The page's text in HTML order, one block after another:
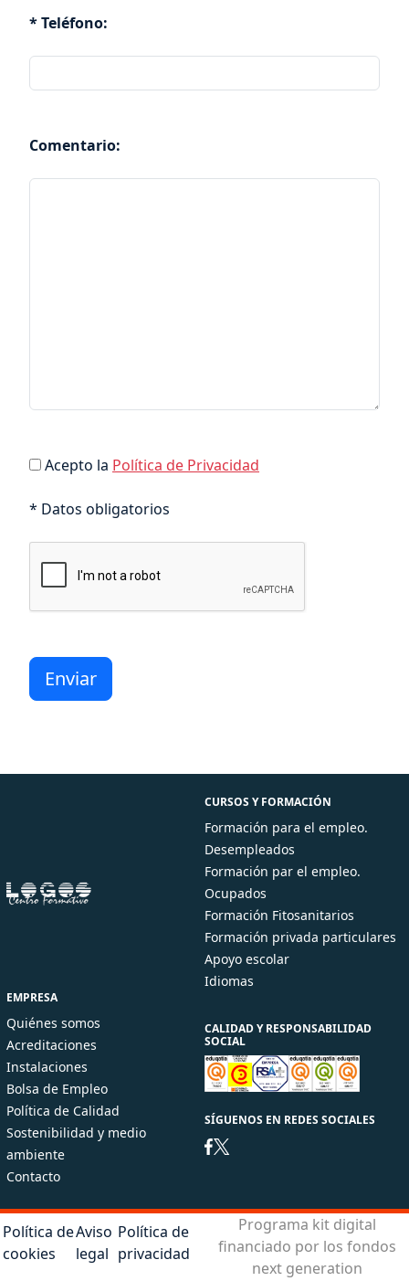
* Teléfono:
Comentario:
Acepto la Política de Privacidad
* Datos obligatorios
CURSOS Y FORMACIÓN
Formación para el empleo.
Desempleados
Formación par el empleo.
Ocupados
Formación Fitosanitarios
Formación privada particulares
Apoyo escolar
Idiomas
EMPRESA
Quiénes somos
Acreditaciones
Instalaciones
Bolsa de Empleo
Política de Calidad
Sostenibilidad y medio
ambiente
Contacto
CALIDAD Y RESPONSABILIDAD
SOCIAL
SÍGUENOS EN REDES SOCIALES
Política de
cookies
Aviso
legal
Política de
privacidad
Programa kit digital
financiado por los fondos
next generation